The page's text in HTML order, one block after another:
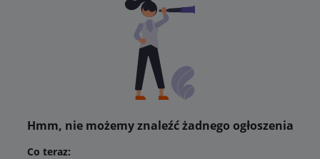
Hmm, nie możemy znaleźć żadnego ogłoszenia
Co teraz: